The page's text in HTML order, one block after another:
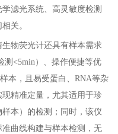
滤光系统、高灵敏度检测
关。
物荧光计还具有样本需求
测<5min）、操作便捷等优
本，且易受蛋白、RNA等杂
精准定量，尤其适用于珍
本）的检测；同时，该仪
曲线构建与样本检测，无